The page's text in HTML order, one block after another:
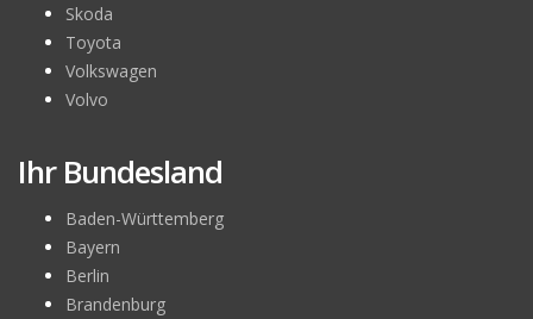
Skoda
Toyota
Volkswagen
Volvo
Ihr Bundesland
Baden-Württemberg
Bayern
Berlin
Brandenburg